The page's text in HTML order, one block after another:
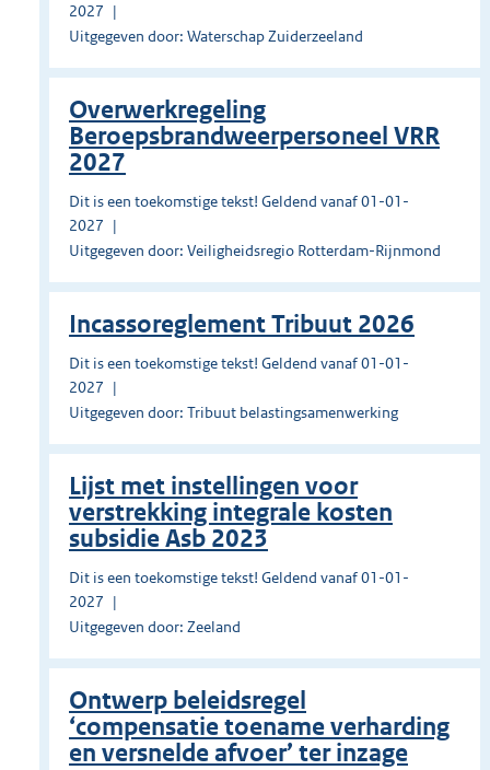
2027
Uitgegeven door: Waterschap Zuiderzeeland
Overwerkregeling
Beroepsbrandweerpersoneel VRR
2027
Dit is een toekomstige tekst! Geldend vanaf 01-01-
2027
Uitgegeven door: Veiligheidsregio Rotterdam-Rijnmond
Incassoreglement Tribuut 2026
Dit is een toekomstige tekst! Geldend vanaf 01-01-
2027
Uitgegeven door: Tribuut belastingsamenwerking
Lijst met instellingen voor
verstrekking integrale kosten
subsidie Asb 2023
Dit is een toekomstige tekst! Geldend vanaf 01-01-
2027
Uitgegeven door: Zeeland
Ontwerp beleidsregel
‘compensatie toename verharding
en versnelde afvoer’ ter inzage